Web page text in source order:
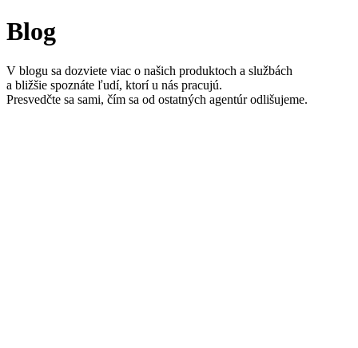
Blog
V blogu sa dozviete viac o našich produktoch a službách
a bližšie spoznáte ľudí, ktorí u nás pracujú.
Presvedčte sa sami, čím sa od ostatných agentúr odlišujeme.